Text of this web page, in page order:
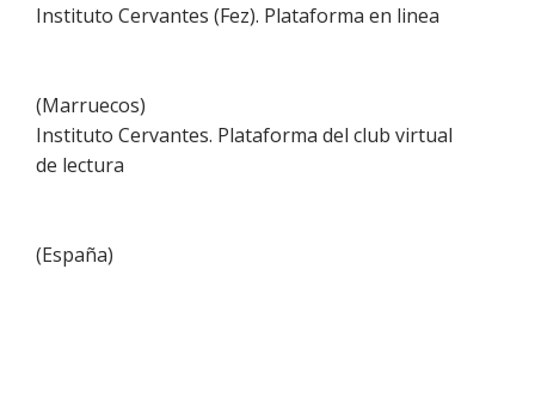
Instituto Cervantes (Fez). Plataforma en linea
(Marruecos)
Instituto Cervantes. Plataforma del club virtual
de lectura
(España)